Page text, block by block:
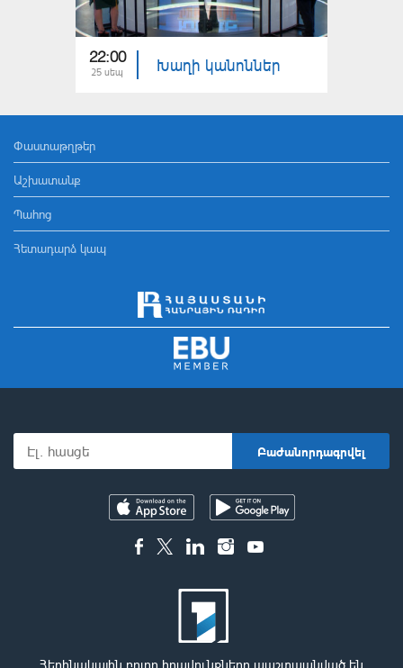
22:00
25 սեպ Խաղի կանոններ
Փաստաթղթեր
Աշխատանք
Պահոց
Հետադարձ կապ
Հեղինակային բոլոր իրավունքները պաշտպանված են